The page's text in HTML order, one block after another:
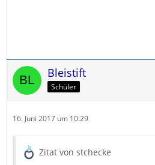
Bleistift
Schüler
16. Juni 2017 um 10:29
Zitat von stchecke